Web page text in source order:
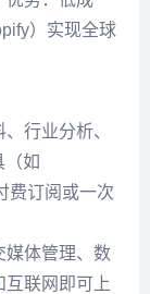
）实现全球
行业分析、
（如
费订阅或一次
媒体管理、数
联网即可上